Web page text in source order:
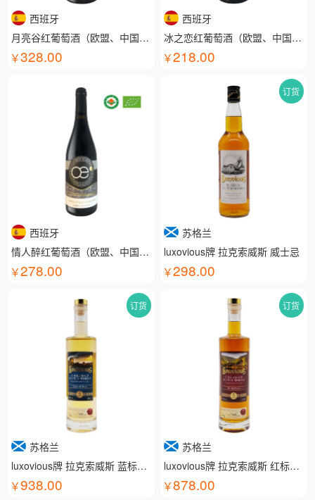
西班牙
月亮谷红葡萄酒（欧盟、中国有机认证）
328.00
西班牙
冰之恋红葡萄酒（欧盟、中国有机认证）
218.00
西班牙
情人醉红葡萄酒（欧盟、中国有机认证）
278.00
订货
苏格兰
luxovious牌 拉克索威斯 威士忌
298.00
订货
苏格兰
luxovious牌 拉克索威斯 蓝标威士忌
938.00
订货
苏格兰
luxovious牌 拉克索威斯 红标威士忌
878.00